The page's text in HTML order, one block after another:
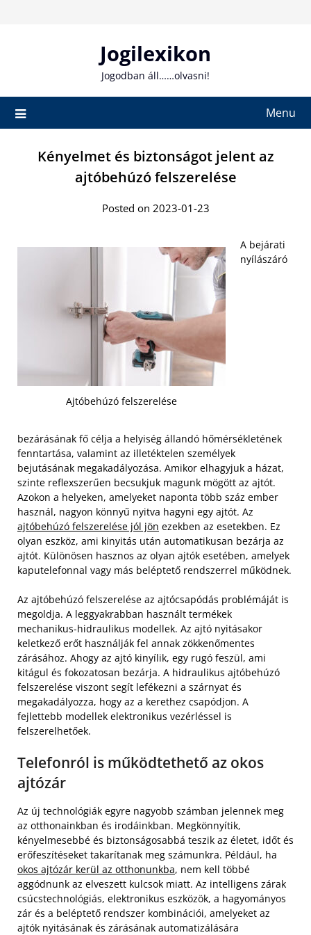
Jogilexikon
Jogodban áll……olvasni!
Menu
Kényelmet és biztonságot jelent az
ajtóbehúzó felszerelése
Posted on 2023-01-23
Ajtóbehúzó felszerelése
A bejárati
nyílászáró
bezárásának fő célja a helyiség állandó hőmérsékletének
fenntartása, valamint az illetéktelen személyek
bejutásának megakadályozása. Amikor elhagyjuk a házat,
szinte reflexszerűen becsukjuk magunk mögött az ajtót.
Azokon a helyeken, amelyeket naponta több száz ember
használ, nagyon könnyű nyitva hagyni egy ajtót. Az
ajtóbehúzó felszerelése jól jön ezekben az esetekben. Ez
olyan eszköz, ami kinyitás után automatikusan bezárja az
ajtót. Különösen hasznos az olyan ajtók esetében, amelyek
kaputelefonnal vagy más beléptető rendszerrel működnek.
Az ajtóbehúzó felszerelése az ajtócsapódás problémáját is
megoldja. A leggyakrabban használt termékek
mechanikus-hidraulikus modellek. Az ajtó nyitásakor
keletkező erőt használják fel annak zökkenőmentes
zárásához. Ahogy az ajtó kinyílik, egy rugó feszül, ami
kitágul és fokozatosan bezárja. A hidraulikus ajtóbehúzó
felszerelése viszont segít lefékezni a szárnyat és
megakadályozza, hogy az a kerethez csapódjon. A
fejlettebb modellek elektronikus vezérléssel is
felszerelhetőek.
Telefonról is működtethető az okos
ajtózár
Az új technológiák egyre nagyobb számban jelennek meg
az otthonainkban és irodáinkban. Megkönnyítik,
kényelmesebbé és biztonságosabbá teszik az életet, időt és
erőfeszítéseket takarítanak meg számunkra. Például, ha
okos ajtózár kerül az otthonunkba, nem kell többé
aggódnunk az elveszett kulcsok miatt. Az intelligens zárak
csúcstechnológiás, elektronikus eszközök, a hagyományos
zár és a beléptető rendszer kombinációi, amelyeket az
ajtók nyitásának és zárásának automatizálására